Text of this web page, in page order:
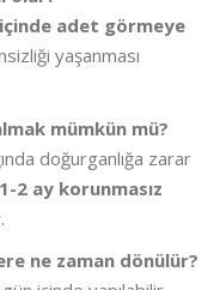
adet görmeye
yaşanması
mümkün mü?
doğurganlığa zarar
1-2 ay korunmasız
.
ne zaman dönülür?